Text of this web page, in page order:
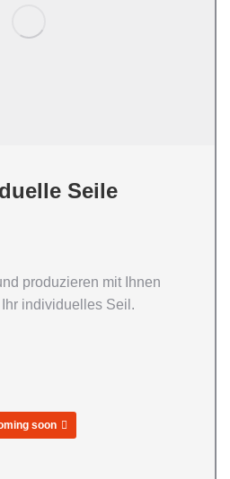
Seile
produzieren mit Ihnen
individuelles Seil.
soon